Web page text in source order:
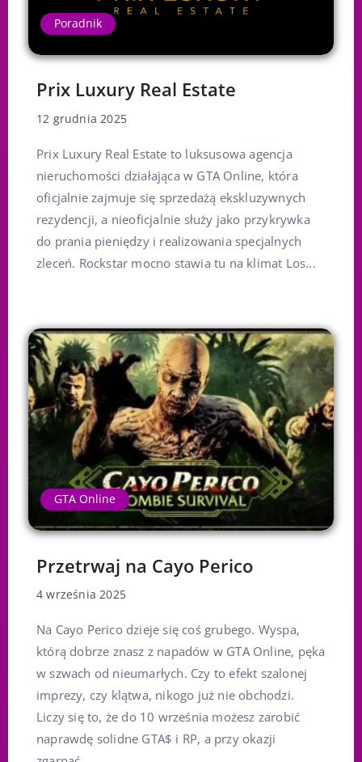
Poradnik
Prix Luxury Real Estate
12 grudnia 2025
Prix Luxury Real Estate to luksusowa agencja
nieruchomości działająca w GTA Online, która
oficjalnie zajmuje się sprzedażą ekskluzywnych
rezydencji, a nieoficjalnie służy jako przykrywka
do prania pieniędzy i realizowania specjalnych
zleceń. Rockstar mocno stawia tu na klimat Los...
GTA Online
Przetrwaj na Cayo Perico
4 września 2025
Na Cayo Perico dzieje się coś grubego. Wyspa,
którą dobrze znasz z napadów w GTA Online, pęka
w szwach od nieumarłych. Czy to efekt szalonej
imprezy, czy klątwa, nikogo już nie obchodzi.
Liczy się to, że do 10 września możesz zarobić
naprawdę solidne GTA$ i RP, a przy okazji